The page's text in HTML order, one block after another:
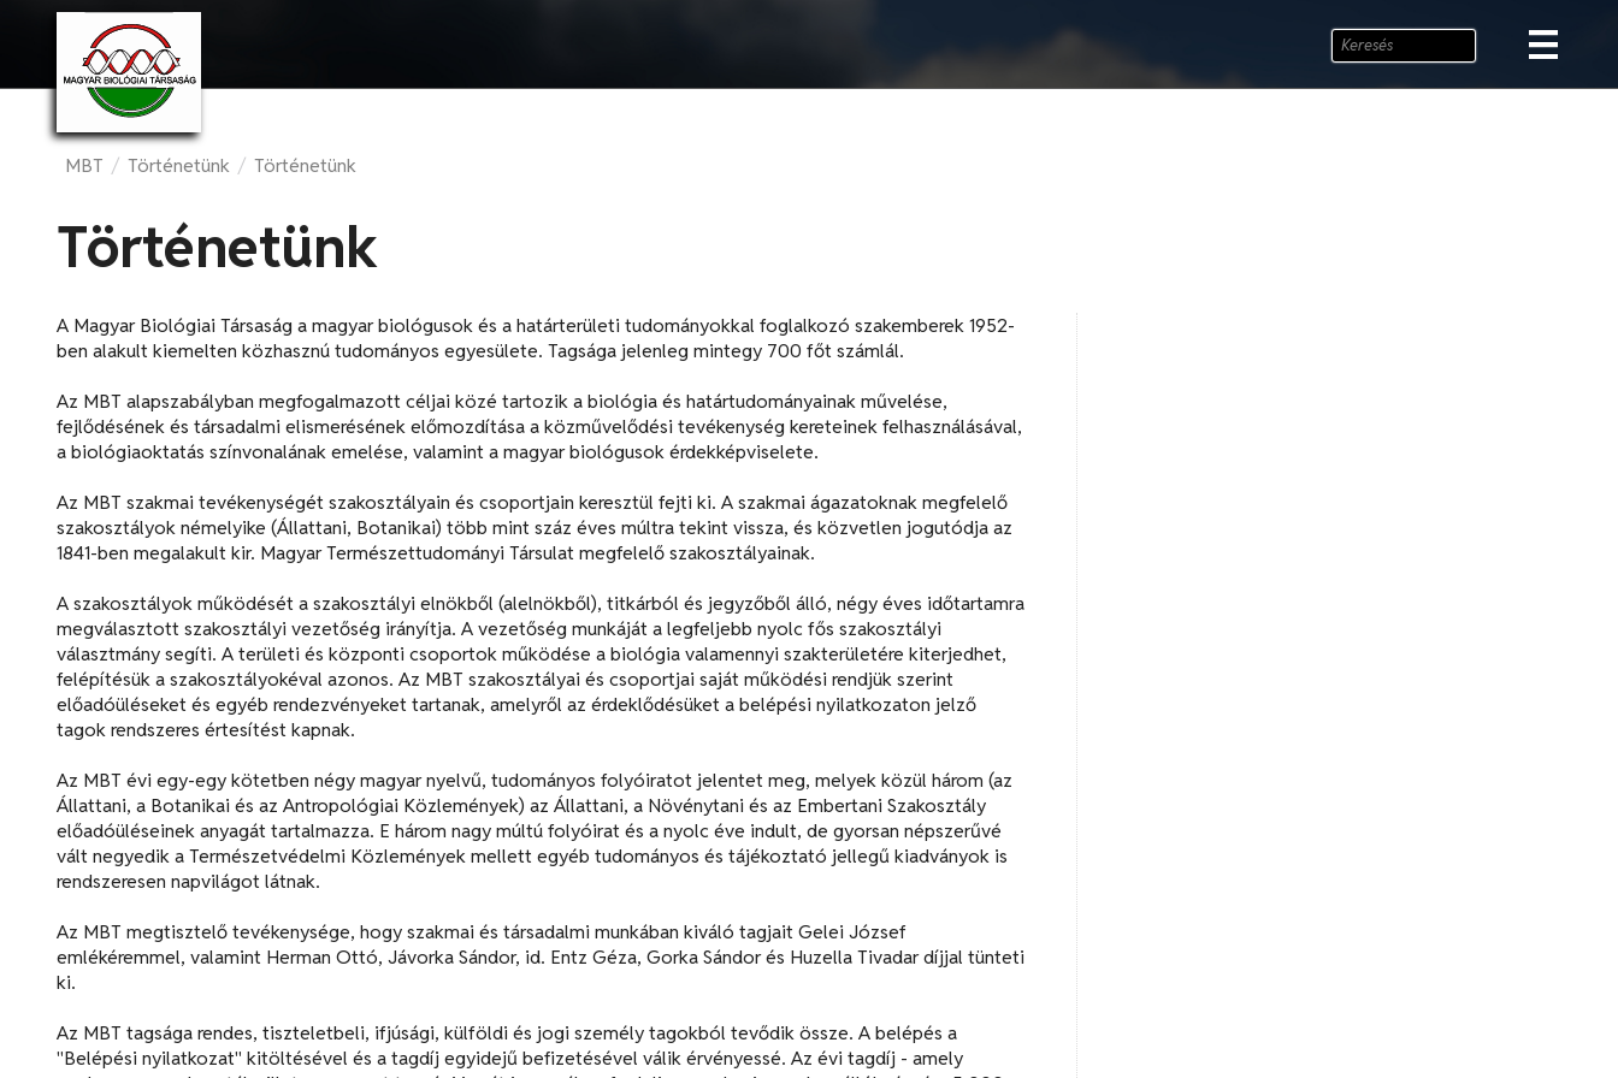
MBT / Történetünk / Történetünk
Történetünk
A Magyar Biológiai Társaság a magyar biológusok és a határterületi tudományokkal foglalkozó szakemberek 1952-
ben alakult kiemelten közhasznú tudományos egyesülete. Tagsága jelenleg mintegy 700 főt számlál.
Az MBT alapszabályban megfogalmazott céljai közé tartozik a biológia és határtudományainak művelése,
fejlődésének és társadalmi elismerésének előmozdítása a közművelődési tevékenység kereteinek felhasználásával,
a biológiaoktatás színvonalának emelése, valamint a magyar biológusok érdekképviselete.
Az MBT szakmai tevékenységét szakosztályain és csoportjain keresztül fejti ki. A szakmai ágazatoknak megfelelő
szakosztályok némelyike (Állattani, Botanikai) több mint száz éves múltra tekint vissza, és közvetlen jogutódja az
1841-ben megalakult kir. Magyar Természettudományi Társulat megfelelő szakosztályainak.
A szakosztályok működését a szakosztályi elnökből (alelnökből), titkárból és jegyzőből álló, négy éves időtartamra
megválasztott szakosztályi vezetőség irányítja. A vezetőség munkáját a legfeljebb nyolc fős szakosztályi
választmány segíti. A területi és központi csoportok működése a biológia valamennyi szakterületére kiterjedhet,
felépítésük a szakosztályokéval azonos. Az MBT szakosztályai és csoportjai saját működési rendjük szerint
előadóüléseket és egyéb rendezvényeket tartanak, amelyről az érdeklődésüket a belépési nyilatkozaton jelző
tagok rendszeres értesítést kapnak.
Az MBT évi egy-egy kötetben négy magyar nyelvű, tudományos folyóiratot jelentet meg, melyek közül három (az
Állattani, a Botanikai és az Antropológiai Közlemények) az Állattani, a Növénytani és az Embertani Szakosztály
előadóüléseinek anyagát tartalmazza. E három nagy múltú folyóirat és a nyolc éve indult, de gyorsan népszerűvé
vált negyedik a Természetvédelmi Közlemények mellett egyéb tudományos és tájékoztató jellegű kiadványok is
rendszeresen napvilágot látnak.
Az MBT megtisztelő tevékenysége, hogy szakmai és társadalmi munkában kiváló tagjait Gelei József
emlékéremmel, valamint Herman Ottó, Jávorka Sándor, id. Entz Géza, Gorka Sándor és Huzella Tivadar díjjal tünteti
ki.
Az MBT tagsága rendes, tiszteletbeli, ifjúsági, külföldi és jogi személy tagokból tevődik össze. A belépés a
"Belépési nyilatkozat" kitöltésével és a tagdíj egyidejű befizetésével válik érvényessé. Az évi tagdíj - amely